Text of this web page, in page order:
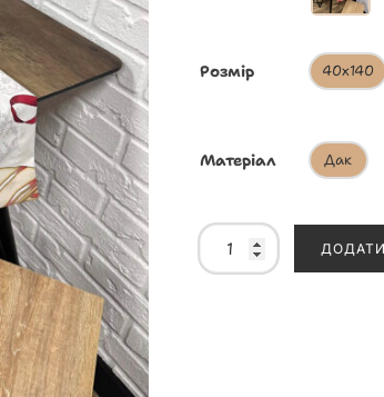
Розмір 40х140
Матеріал Дак